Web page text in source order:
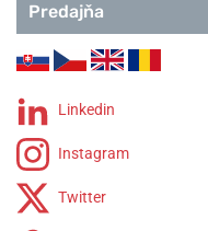
Predajňa
Linkedin
Instagram
Twitter